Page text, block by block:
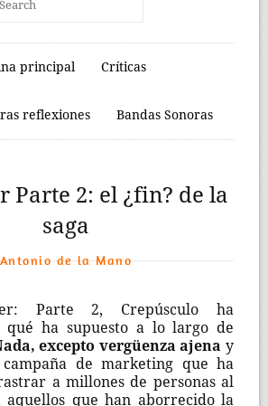
principal Críticas
reflexiones Bandas Sonoras
Parte 2: el ¿fin? de la
saga
Antonio de la Mano
Parte 2, Crepúsculo ha
qué ha supuesto a lo largo de
excepto vergüenza ajena y
de marketing que ha
a millones de personas al
aquellos que han aborrecido la